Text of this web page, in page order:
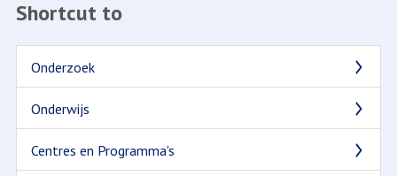
naar
inhoud
Shortcut to
Onderzoek
Onderwijs
Centres en Programma's